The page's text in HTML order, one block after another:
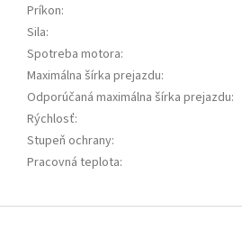
Príkon:
Sila:
Spotreba motora:
Maximálna šírka prejazdu:
Odporúčaná maximálna šírka prejazdu:
Rýchlosť:
Stupeň ochrany:
Pracovná teplota: